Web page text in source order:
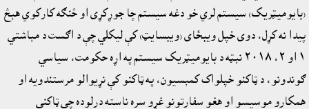
(بايوميټريک) سيستم لري خو دغه سيستم چا جوړکړى او څنګه کارکوي هېڅ
پيدا نه کړل، دوى خپل ويبځاى (ويبسايټ) کې ليکلي چې د اګست د مېاشتي
١ او ٢، ٢٠١٨ نېټه د بايوميټريک سيستم په اړه حکومت، سياسي
ګوندونو، د ټاکنو خپلواک کمېسيون، په ټاکنو کې نړيوالو مرستندويه او
همکارو موسيسو او هغو سفارتونو غړو سره ناسته درلوده چې ټاکنې